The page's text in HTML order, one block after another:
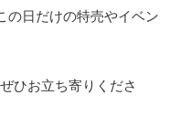
日だけの特売やイベン
ひお立ち寄りくださ